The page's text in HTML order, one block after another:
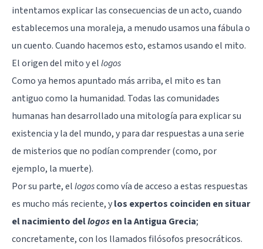
intentamos explicar las consecuencias de un acto, cuando
establecemos una moraleja, a menudo usamos una fábula o
un cuento. Cuando hacemos esto, estamos usando el mito.
El origen del mito y ellogos
Como ya hemos apuntado más arriba, el mito es tan
antiguo como la humanidad. Todas las comunidades
humanas han desarrollado una mitología para explicar su
existencia y la del mundo, y para dar respuestas a una serie
de misterios que no podían comprender (como, por
ejemplo, la muerte).
Por su parte, ellogoscomo vía de acceso a estas respuestas
es mucho más reciente, ylos expertos coinciden en situar
el nacimiento dellogosen la Antigua Grecia;
concretamente, con los llamados filósofos presocráticos.